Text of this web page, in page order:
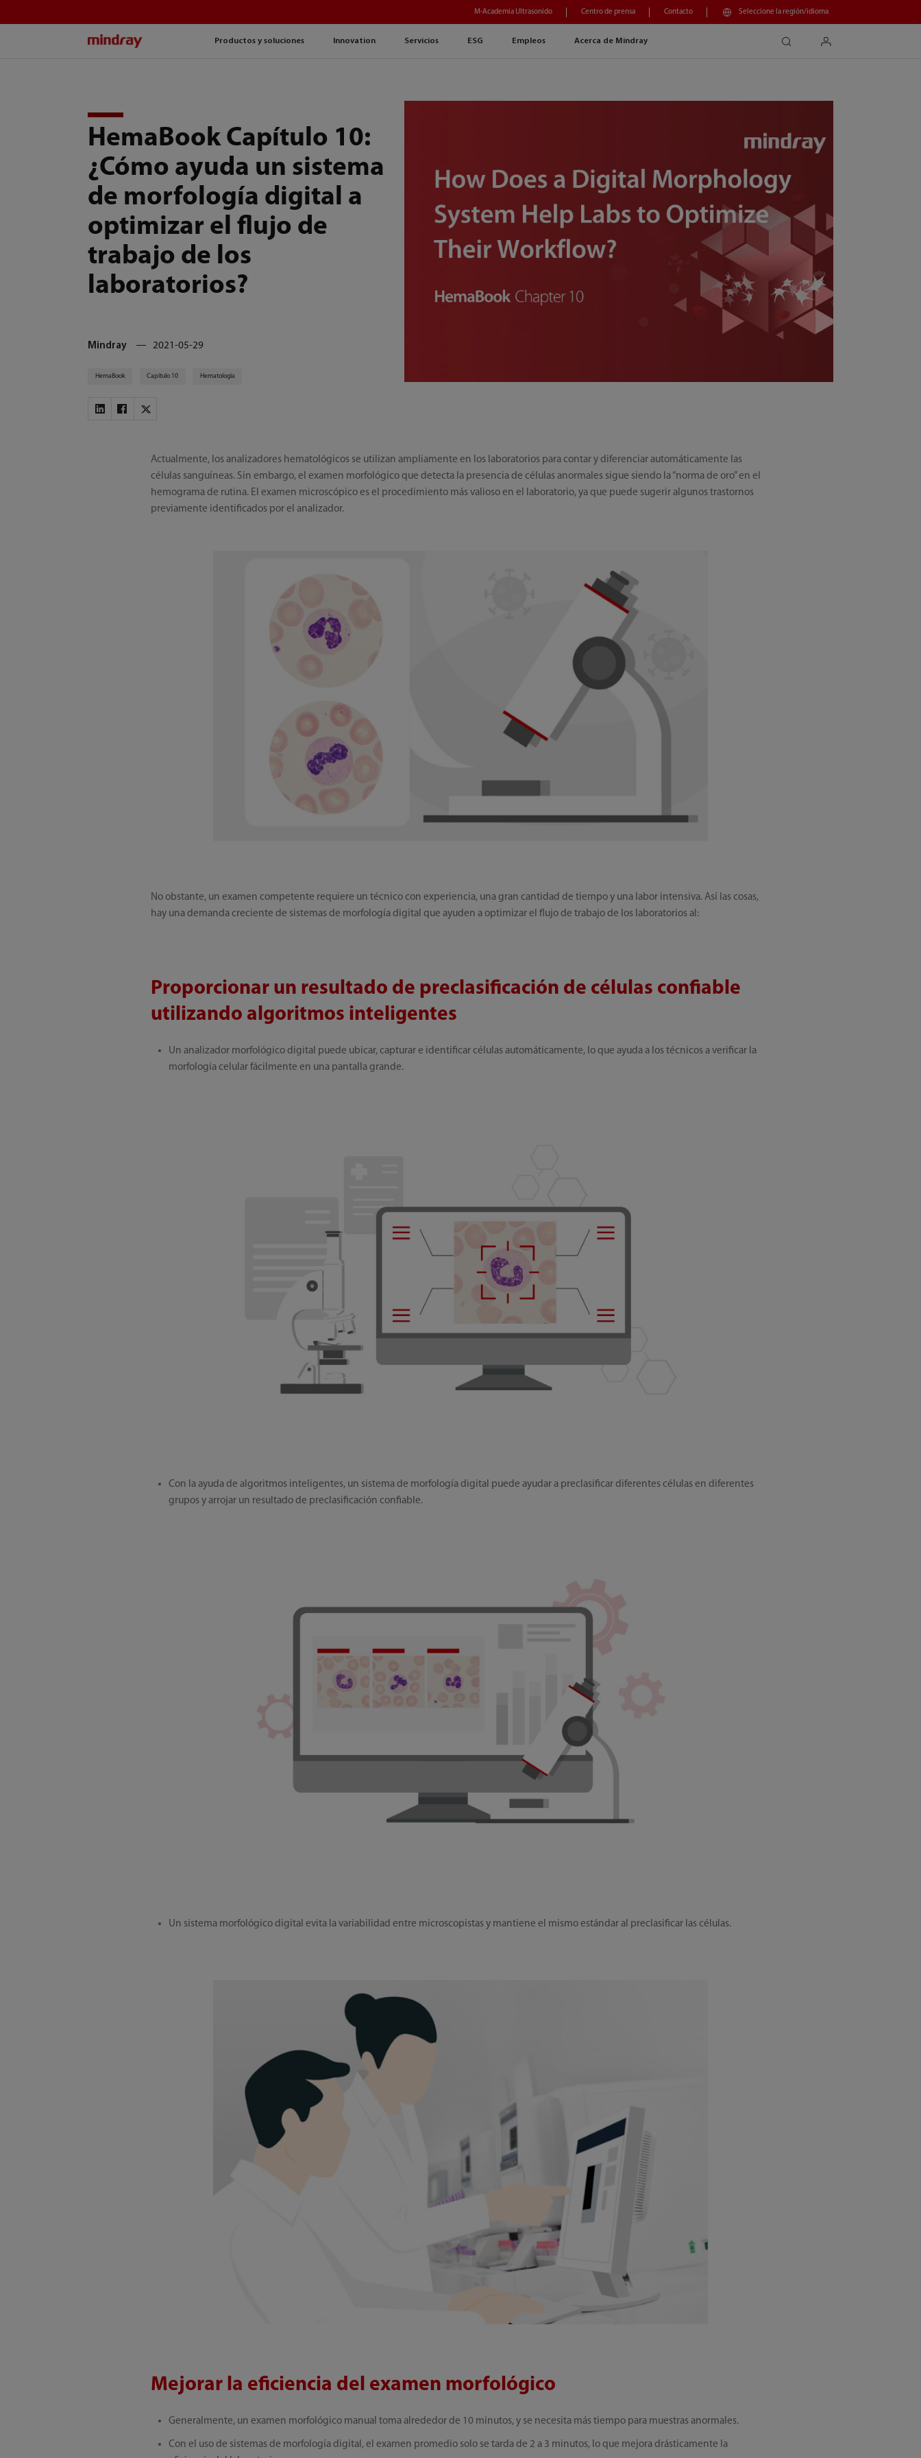
Productos y soluciones Innovation Servicios ESG Empleos Acerca de Mindray
M-Academia Ultrasonido Centro de prensa Contacto Seleccione la región/idioma
HemaBook Capítulo 10:
¿Cómo ayuda un sistema
de morfología digital a
optimizar el flujo de
trabajo de los
laboratorios?
Mindray 2021-05-29
HemaBook Capítulo 10 Hematología
Actualmente, los analizadores hematológicos se utilizan ampliamente en los laboratorios para contar y diferenciar automáticamente las
células sanguíneas. Sin embargo, el examen morfológico que detecta la presencia de células anormales sigue siendo la “norma de oro” en el
hemograma de rutina. El examen microscópico es el procedimiento más valioso en el laboratorio, ya que puede sugerir algunos trastornos
previamente identificados por el analizador.
No obstante, un examen competente requiere un técnico con experiencia, una gran cantidad de tiempo y una labor intensiva. Así las cosas,
hay una demanda creciente de sistemas de morfología digital que ayuden a optimizar el flujo de trabajo de los laboratorios al:
Proporcionar un resultado de preclasificación de células confiable
utilizando algoritmos inteligentes
Un analizador morfológico digital puede ubicar, capturar e identificar células automáticamente, lo que ayuda a los técnicos a verificar la
morfología celular fácilmente en una pantalla grande.
Con la ayuda de algoritmos inteligentes, un sistema de morfología digital puede ayudar a preclasificar diferentes células en diferentes
grupos y arrojar un resultado de preclasificación confiable.
Un sistema morfológico digital evita la variabilidad entre microscopistas y mantiene el mismo estándar al preclasificar las células.
Mejorar la eficiencia del examen morfológico
Generalmente, un examen morfológico manual toma alrededor de 10 minutos, y se necesita más tiempo para muestras anormales.
Con el uso de sistemas de morfología digital, el examen promedio solo se tarda de 2 a 3 minutos, lo que mejora drásticamente la